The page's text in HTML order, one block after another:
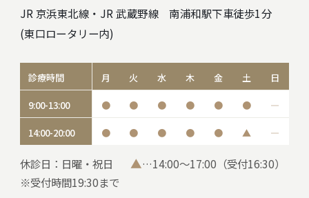
JR 京浜東北線・JR 武蔵野線 南浦和駅下車徒歩1分
(東口ロータリー内)
診療時間 月 火 水 木 金 土 日
9:00-13:00 ● ● ● ● ● ● ―
14:00-20:00 ● ● ● ● ● ▲ ―
休診日：日曜・祝日 ▲…14:00～17:00（受付16:30）
※受付時間19:30まで